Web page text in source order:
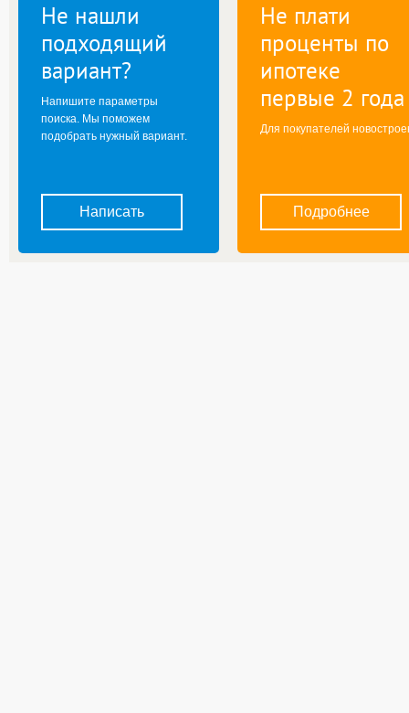
Не нашли
подходящий
вариант?
Напишите параметры
поиска. Мы поможем
подобрать нужный вариант.
Написать
Не плати
проценты по
ипотеке
первые 2 года
Для покупателей
Подробнее